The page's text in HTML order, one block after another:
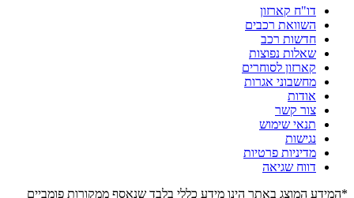
דו"ח קארזון
השוואת רכבים
חדשות רכב
שאלות נפוצות
קארזון לסוחרים
מחשבוני אגרות
אודות
צור קשר
תנאי שימוש
נגישות
מדיניות פרטיות
דווח שגיאה
*המידע המוצג באתר הינו מידע כללי בלבד שנאסף ממקורות פומביים